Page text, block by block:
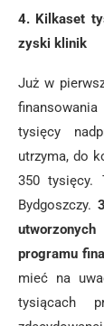
4. Kilkaset
zyski klinik
Już w
tysięcy
utrzyma, do
350 tysięcy.
Bydgoszczy.
programu
mieć na
tysiącach